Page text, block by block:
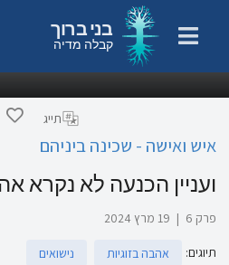
בני ברוך
קבלה מדיה
תייג
איש ואישה - שכינה ביניהם
ועניין הכנעה לא נקרא
פרק 6 | 19 מרץ 2024
תיוגים: אהבה בזוגיות נישואים